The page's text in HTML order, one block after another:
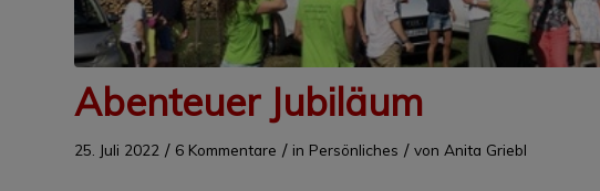
Abenteuer Jubiläum
25. Juli 2022 / 6 Kommentare / in Persönliches / von Anita Griebl